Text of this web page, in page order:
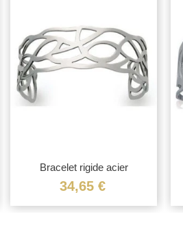
Bracelet rigide acier
entrelacs...
34,65 €